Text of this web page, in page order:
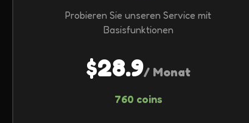
Probieren Sie unseren Service mit
Basisfunktionen
$28.9/ Monat
760 coins